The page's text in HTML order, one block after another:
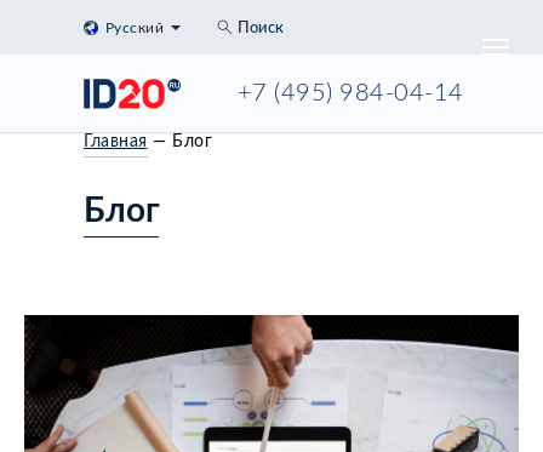
+7 (495) 984-04-14
Русский Поиск
Главная — Блог
Блог